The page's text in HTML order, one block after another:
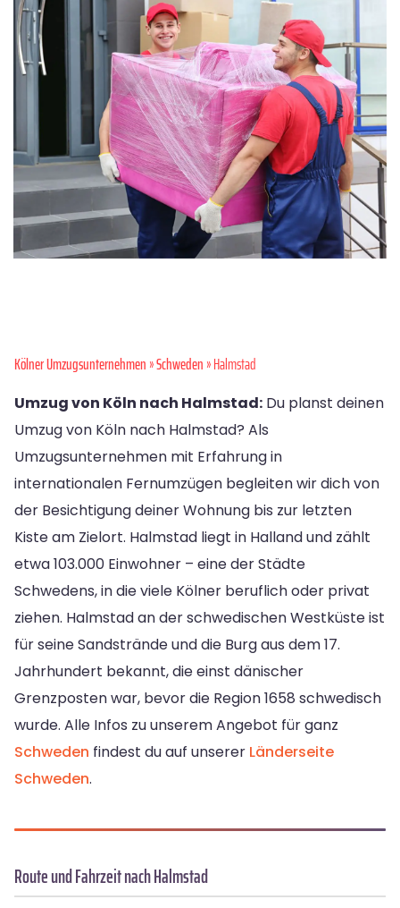
Kölner Umzugsunternehmen»Schweden» Halmstad
Umzug von Köln nach Halmstad: Du planst deinen
Umzug von Köln nach Halmstad? Als
Umzugsunternehmen mit Erfahrung in
internationalen Fernumzügen begleiten wir dich von
der Besichtigung deiner Wohnung bis zur letzten
Kiste am Zielort. Halmstad liegt in Halland und zählt
etwa 103.000 Einwohner – eine der Städte
Schwedens, in die viele Kölner beruflich oder privat
ziehen. Halmstad an der schwedischen Westküste ist
für seine Sandstrände und die Burg aus dem 17.
Jahrhundert bekannt, die einst dänischer
Grenzposten war, bevor die Region 1658 schwedisch
wurde. Alle Infos zu unserem Angebot für ganz
Schweden findest du auf unserer Länderseite
Schweden.
Route und Fahrzeit nach Halmstad